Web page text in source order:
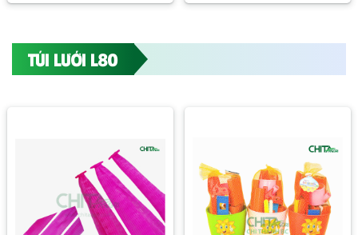
TÚI LƯỚI L80